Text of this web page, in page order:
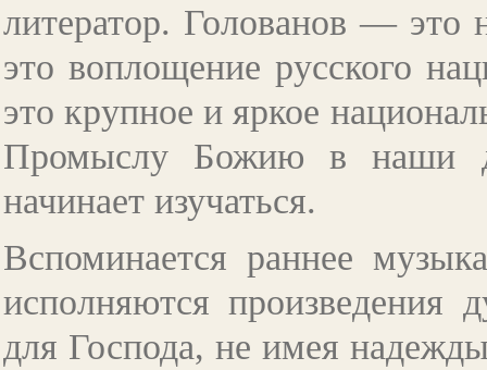
литератор. Голованов — это
это воплощение русского
это крупное и яркое
Промыслу Божию в наши
начинает изучаться.
Вспоминается раннее
исполняются произведения
для Господа, не имея